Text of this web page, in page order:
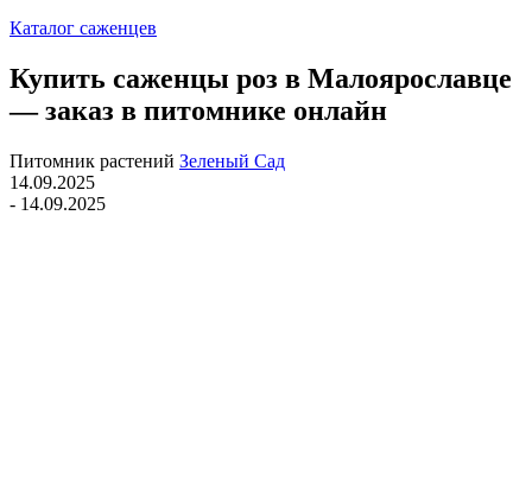
Каталог саженцев
Купить саженцы роз в Малоярославце
— заказ в питомнике онлайн
Питомник растений Зеленый Сад
14.09.2025
- 14.09.2025